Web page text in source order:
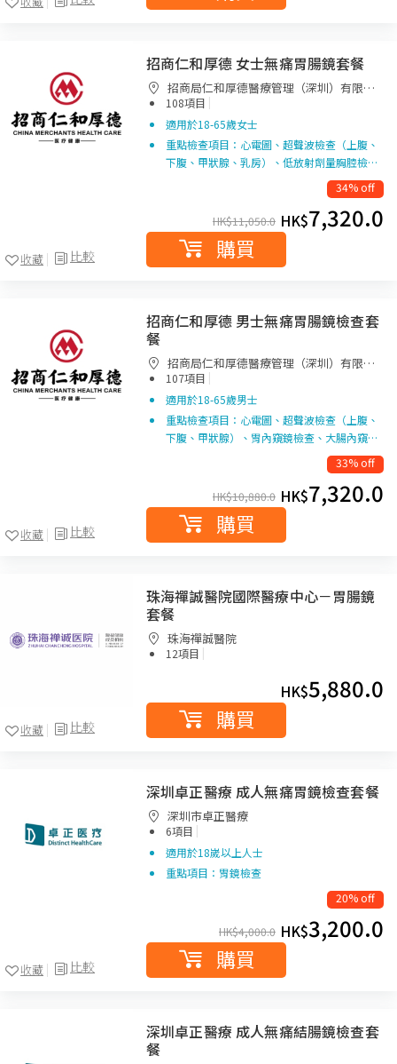
比較
收藏
招商仁和厚德 女士無痛胃腸鏡套餐
司德正門診部
108項目 |
適用於18-65歲女士
重點檢查項目：心電圖、超聲波檢查（上腹、
下腹、甲狀腺、乳房）、低放射劑量胸腔檢…
34% off
HK$11,050.0 HK$7,320.0
購買
比較
收藏
招商仁和厚德 男士無痛胃腸鏡檢查套
餐
司德正門診部
107項目 |
適用於18-65歲男士
重點檢查項目：心電圖、超聲波檢查（上腹、
下腹、甲狀腺）、胃內窺鏡檢查、大腸內窺…
33% off
HK$10,880.0 HK$7,320.0
購買
比較
收藏
珠海禪誠醫院國際醫療中心－胃腸鏡
套餐
珠海禪誠醫院
12項目 |
HK$5,880.0
購買
比較
收藏
深圳卓正醫療 成人無痛胃鏡檢查套餐
深圳市卓正醫療
6項目 |
適用於18嵗以上人士
重點項目：胃鏡檢查
20% off
HK$4,000.0 HK$3,200.0
購買
深圳卓正醫療 成人無痛結腸鏡檢查套
餐